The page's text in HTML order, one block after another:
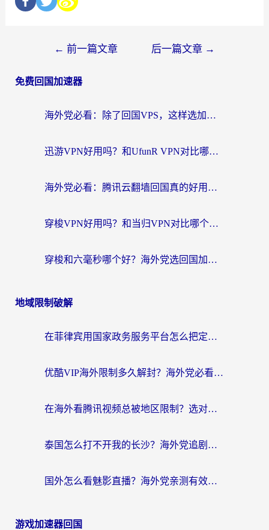
← 前一篇文章 后一篇文章 →
免费回国加速器
海外党必看：除了回国VPS，这样选加速器也能无缝刷国内资源？
迅游VPN好用吗？和UfunR VPN对比哪个回国效果更好？海外党亲测避坑指南
海外党必看：腾讯云翻墙回国真的好用吗？+ 3步选对回国加速器指南
穿梭VPN好用吗？和当归VPN对比哪个回国效果更好？海外党亲测实用指南
穿梭和六毫秒哪个好？海外党选回国加速器的避坑指南，附番茄加速器实测
地域限制破解
在菲律宾用国家政务服务平台怎么把定位修改到中国国内？3步解决+海外看剧听歌全攻略
优酷VIP海外限制多久解封？海外党必看的跨区难题一站式解决指南
在海外看腾讯视频总被地区限制？选对回国加速器，还能解决泰国政务网和蜻蜓FM卡顿问题
泰国怎么打不开我的长沙？海外党追剧看片的破局指南
国外怎么看魅影直播？海外党亲测有效的回国加速指南（附听歌、看央视VIP技巧）
游戏加速器回国